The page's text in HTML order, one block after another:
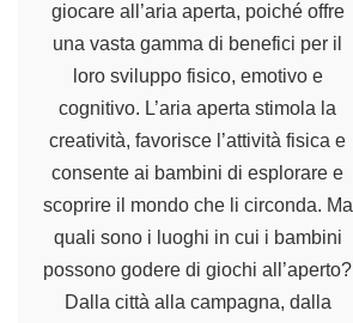
giocare all’aria aperta, poiché offre
una vasta gamma di benefici per il
loro sviluppo fisico, emotivo e
cognitivo. L’aria aperta stimola la
creatività, favorisce l’attività fisica e
consente ai bambini di esplorare e
scoprire il mondo che li circonda. Ma
quali sono i luoghi in cui i bambini
possono godere di giochi all’aperto?
Dalla città alla campagna, dalla